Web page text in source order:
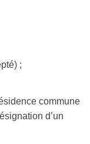
;
commune
d’un